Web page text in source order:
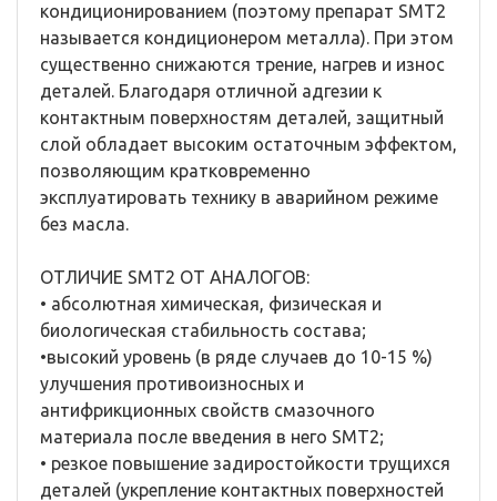
кондиционированием (поэтому препарат SMT2
называется кондиционером металла). При этом
существенно снижаются трение, нагрев и износ
деталей. Благодаря отличной адгезии к
контактным поверхностям деталей, защитный
слой обладает высоким остаточным эффектом,
позволяющим кратковременно
эксплуатировать технику в аварийном режиме
без масла.
ОТЛИЧИЕ SMT2 ОТ АНАЛОГОВ:
• абсолютная химическая, физическая и
биологическая стабильность состава;
•высокий уровень (в ряде случаев до 10-15 %)
улучшения противоизносных и
антифрикционных свойств смазочного
материала после введения в него SMT2;
• резкое повышение задиростойкости трущихся
деталей (укрепление контактных поверхностей